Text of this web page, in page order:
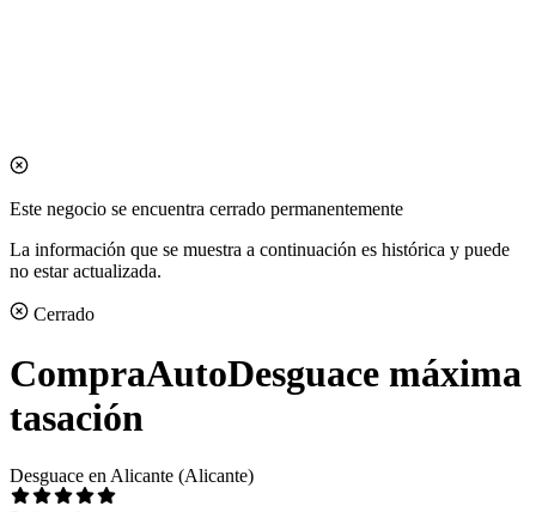
Este negocio se encuentra cerrado permanentemente
La información que se muestra a continuación es histórica y puede
no estar actualizada.
Cerrado
CompraAutoDesguace máxima
tasación
Desguace en Alicante (Alicante)